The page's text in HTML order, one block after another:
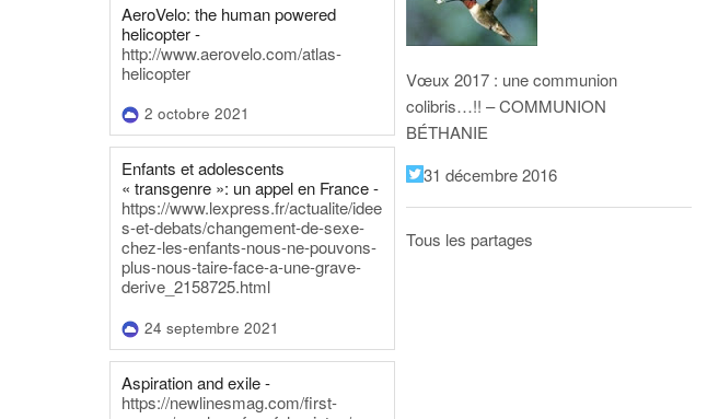
AeroVelo: the human powered
helicopter -
http://www.aerovelo.com/atlas-
helicopter
2 octobre 2021
Enfants et adolescents
« transgenre »: un appel en France -
https://www.lexpress.fr/actualite/idee
s-et-debats/changement-de-sexe-
chez-les-enfants-nous-ne-pouvons-
plus-nous-taire-face-a-une-grave-
derive_2158725.html
24 septembre 2021
Aspiration and exile -
https://newlinesmag.com/first-
Vœux 2017 : une communion
colibris…!! – COMMUNION
BÉTHANIE
31 décembre 2016
Tous les partages